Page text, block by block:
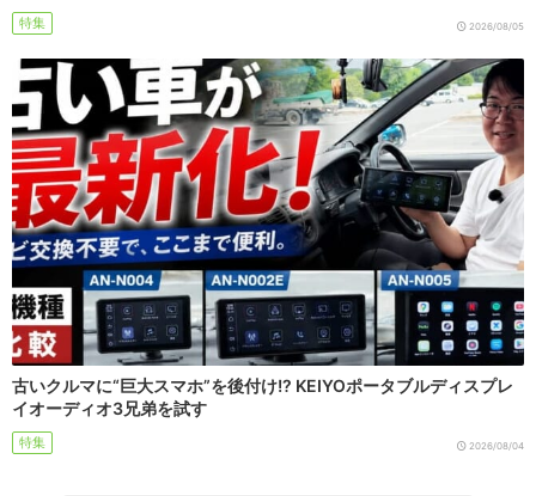
特集 2026/08/05
古いクルマに“巨大スマホ”を後付け!? KEIYOポータブルディスプレ
イオーディオ3兄弟を試す
特集 2026/08/04